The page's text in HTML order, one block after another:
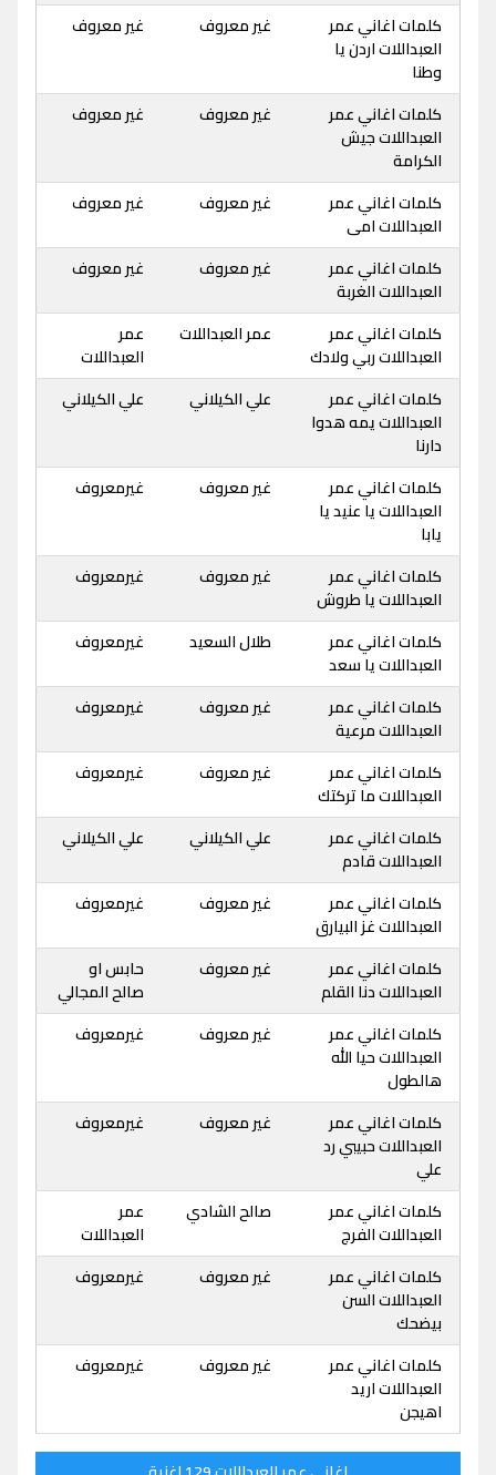
كلمات اغاني عمر
العبداللات اردن يا
وطنا
غير معروف غير معروف
كلمات اغاني عمر
العبداللات جيش
الكرامة
غير معروف غير معروف
كلمات اغاني عمر
العبداللات امى
غير معروف غير معروف
كلمات اغاني عمر
العبداللات الغربة
غير معروف غير معروف
كلمات اغاني عمر
العبداللات ربي ولادك
عمر العبداللات
عمر
العبداللات
كلمات اغاني عمر
العبداللات يمه هدوا
دارنا
علي الكيلاني علي الكيلاني
كلمات اغاني عمر
العبداللات يا عنيد يا
يابا
غير معروف غيرمعروف
كلمات اغاني عمر
العبداللات يا طروش
غير معروف غيرمعروف
كلمات اغاني عمر
العبداللات يا سعد
طلال السعيد غيرمعروف
كلمات اغاني عمر
العبداللات مرعية
غير معروف غيرمعروف
كلمات اغاني عمر
العبداللات ما تركتك
غير معروف غيرمعروف
كلمات اغاني عمر
العبداللات قادم
علي الكيلاني علي الكيلاني
كلمات اغاني عمر
العبداللات غز البيارق
غير معروف غيرمعروف
كلمات اغاني عمر
العبداللات دنا القلم
غير معروف
حابس او
صالح المجالي
كلمات اغاني عمر
العبداللات حيا الله
هالطول
غير معروف غيرمعروف
كلمات اغاني عمر
العبداللات حبيبي رد
علي
غير معروف غيرمعروف
كلمات اغاني عمر
العبداللات الفرج
صالح الشادي
عمر
العبداللات
كلمات اغاني عمر
العبداللات السن
بيضحك
غير معروف غيرمعروف
كلمات اغاني عمر
العبداللات اريد
اهيجن
غير معروف غيرمعروف